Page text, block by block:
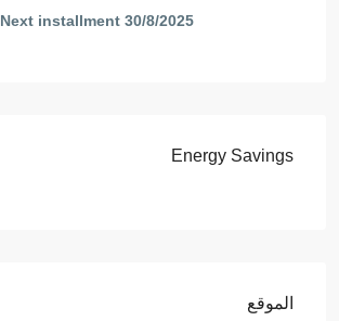
Next installment 30/8/2025
Energy Savings
الموقع